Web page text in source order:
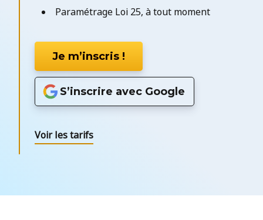
Paramétrage Loi 25, à tout moment
Je m’inscris !
S’inscrire avec Google
Voir les tarifs